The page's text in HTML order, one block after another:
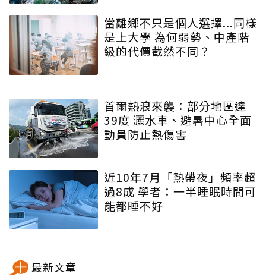
當離鄉不只是個人選擇...同樣
是上大學 為何弱勢、中產階
級的代價截然不同？
首爾熱浪來襲：部分地區達
39度 灑水車、避暑中心全面
動員防止熱傷害
近10年7月「熱帶夜」頻率超
過8成 學者：一半睡眠時間可
能都睡不好
最新文章